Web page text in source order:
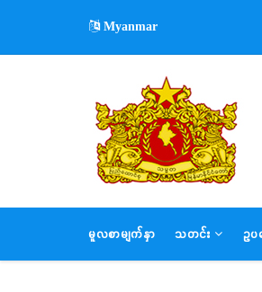
main
Myanmar
MAIN
NAVIGATION
မူလစာမျက်နှာ သတင်း ဥပ